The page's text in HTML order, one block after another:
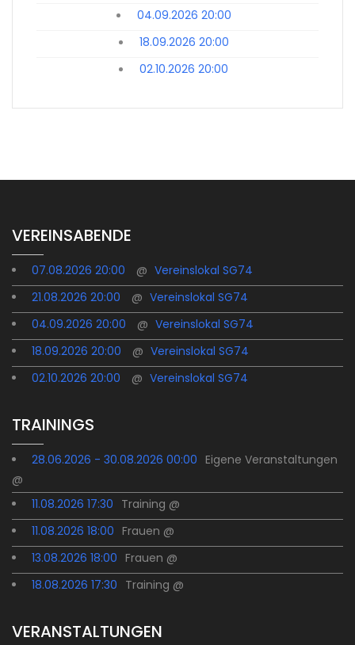
04.09.2026 20:00
18.09.2026 20:00
02.10.2026 20:00
VEREINSABENDE
07.08.2026 20:00 @ Vereinslokal SG74
21.08.2026 20:00
@ Vereinslokal SG74
04.09.2026 20:00
@ Vereinslokal SG74
18.09.2026 20:00
@ Vereinslokal SG74
02.10.2026 20:00
@ Vereinslokal SG74
TRAININGS
28.06.2026 - 30.08.2026 00:00 Eigene Veranstaltungen
@
11.08.2026 17:30 Training @
11.08.2026 18:00 Frauen @
13.08.2026 18:00 Frauen @
18.08.2026 17:30 Training @
VERANSTALTUNGEN